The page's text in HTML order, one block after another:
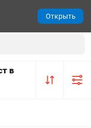
в
Открыть